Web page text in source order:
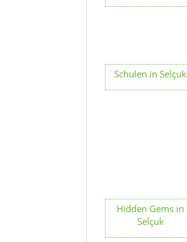
Schulen in Selçuk
Hidden Gems in
Selçuk